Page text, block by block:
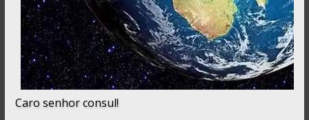
Caro senhor consul!